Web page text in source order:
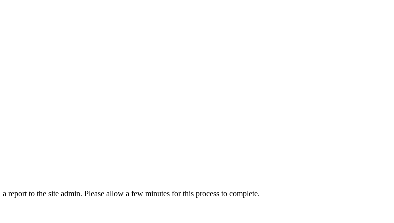
to the site admin. Please allow a few minutes for this process to complete.